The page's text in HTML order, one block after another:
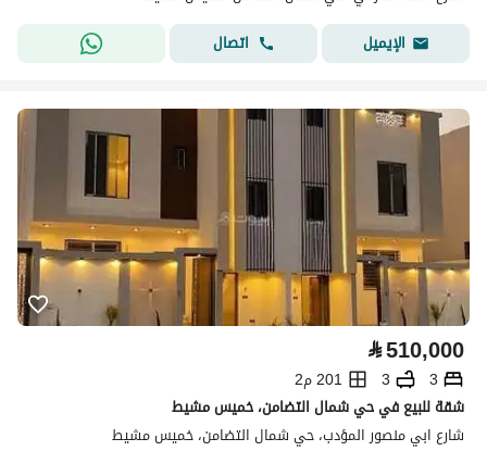
الإيميل
اتصال
⃁510,000
3
3
201 م2
شقة للبيع في حي شمال التضامن، خميس مشيط
شارع ابي منصور المؤدب، حي شمال التضامن، خميس مشيط